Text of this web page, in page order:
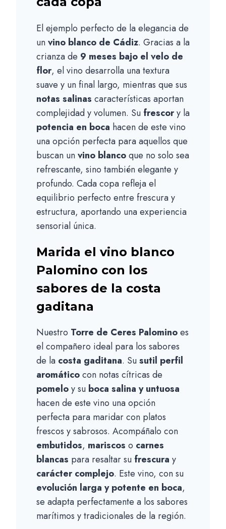
El ejemplo perfecto de la elegancia de
unvino blanco de Cádiz. Gracias a la
crianza de 9 meses bajo el velo de
flor, el vino desarrolla una textura
suave y un final largo, mientras que sus
notas salinas características aportan
complejidad y volumen. Su frescory la
potencia en boca hacen de este vino
una opción perfecta para aquellos que
buscan unvino blancoque no solo sea
refrescante, sino también elegante y
profundo. Cada copa refleja el
equilibrio perfecto entre frescura y
estructura, aportando una experiencia
sensorial única.
Marida el vino blanco
Palomino con los
sabores de la costa
gaditana
Nuestro Torre de Ceres Palominoes
el compañero ideal para los sabores
de la costa gaditana. Susutil perfil
aromáticocon notas cítricas de
pomeloy su boca salina y untuosa
hacen de este vino una opción
perfecta para maridar con platos
frescos y sabrosos. Acompáñalo con
embutidos, mariscos o carnes
blancas para resaltar su frescura y
carácter complejo. Este vino, con su
evolución larga y potente en boca,
se adapta perfectamente a los sabores
marítimos y tradicionales de la región.